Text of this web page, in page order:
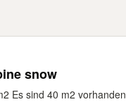
snow
Es sind 40 m2 vorhanden